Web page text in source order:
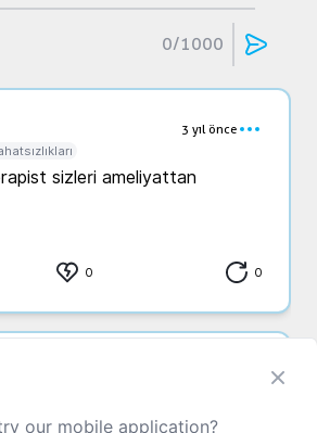
0/1000
3 yıl önce
sizleri ameliyattan
0 0
yalandan ameliyat
our mobile application?